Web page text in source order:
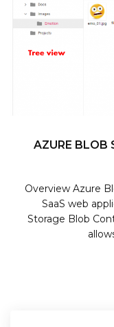
AZURE BLOB
Overview Azure
SaaS web
Storage Blob